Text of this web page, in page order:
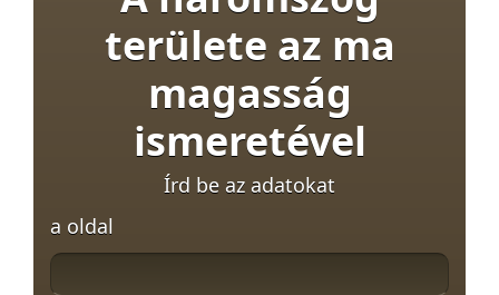
területe az ma
magasság
ismeretével
Írd be az adatokat
a oldal